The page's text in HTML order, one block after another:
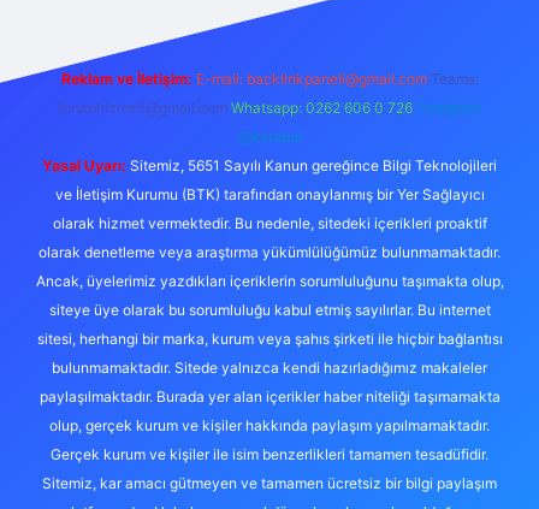
Reklam ve İletişim: E-mail: backlinkpaneli@gmail.com Teams:
forumhizmeti@gmail.com Whatsapp: 0262 606 0 726 Telegram:
@karabul
Yasal Uyarı: Sitemiz, 5651 Sayılı Kanun gereğince Bilgi Teknolojileri
ve İletişim Kurumu (BTK) tarafından onaylanmış bir Yer Sağlayıcı
olarak hizmet vermektedir. Bu nedenle, sitedeki içerikleri proaktif
olarak denetleme veya araştırma yükümlülüğümüz bulunmamaktadır.
Ancak, üyelerimiz yazdıkları içeriklerin sorumluluğunu taşımakta olup,
siteye üye olarak bu sorumluluğu kabul etmiş sayılırlar. Bu internet
sitesi, herhangi bir marka, kurum veya şahıs şirketi ile hiçbir bağlantısı
bulunmamaktadır. Sitede yalnızca kendi hazırladığımız makaleler
paylaşılmaktadır. Burada yer alan içerikler haber niteliği taşımamakta
olup, gerçek kurum ve kişiler hakkında paylaşım yapılmamaktadır.
Gerçek kurum ve kişiler ile isim benzerlikleri tamamen tesadüfidir.
Sitemiz, kar amacı gütmeyen ve tamamen ücretsiz bir bilgi paylaşım